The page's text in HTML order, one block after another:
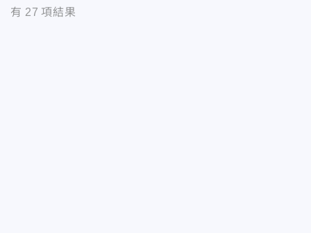
有 27 項結果